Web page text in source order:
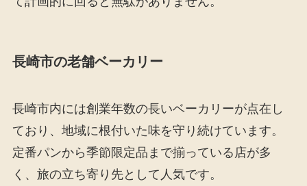
長崎市の老舗ベーカリー
長崎市内には創業年数の長いベーカリーが点在し
ており、地域に根付いた味を守り続けています。
定番パンから季節限定品まで揃っている店が多
く、旅の立ち寄り先として人気です。